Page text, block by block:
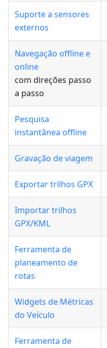
Suporte a sensores
externos
Navegação offline e
online
com direções passo
a passo
Pesquisa
instantânea offline
Gravação de viagem
Exportar trilhos GPX
Importar trilhos
GPX/KML
Ferramenta de
planeamento de
rotas
Widgets de Métricas
do Veículo
Ferramenta de